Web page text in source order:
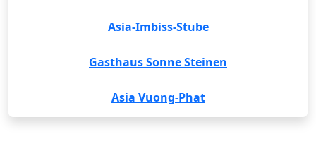
Asia-Imbiss-Stube
Gasthaus Sonne Steinen
Asia Vuong-Phat